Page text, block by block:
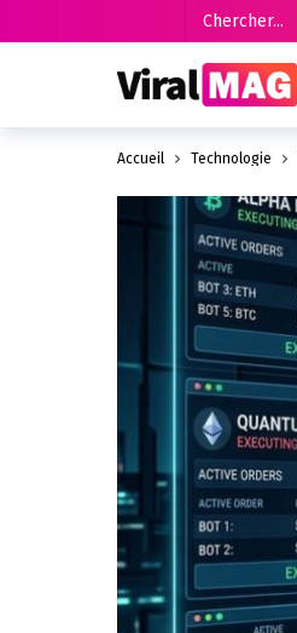
Accueil Technologie